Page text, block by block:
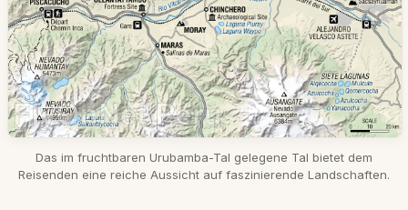
Das im fruchtbaren Urubamba-Tal gelegene Tal bietet dem
Reisenden eine reiche Aussicht auf faszinierende Landschaften.